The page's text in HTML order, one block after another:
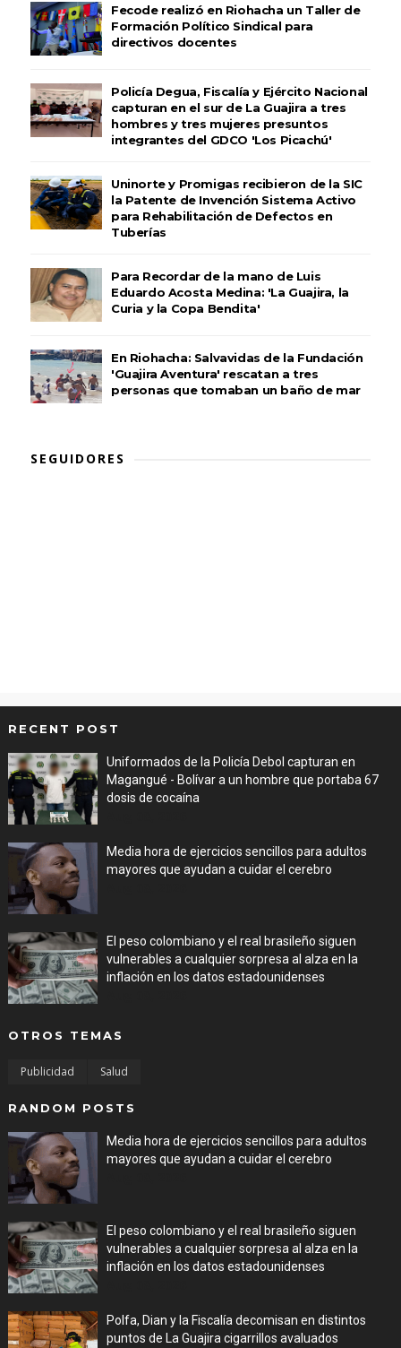
Fecode realizó en Riohacha un Taller de
Formación Político Sindical para
directivos docentes
Policía Degua, Fiscalía y Ejército Nacional
capturan en el sur de La Guajira a tres
hombres y tres mujeres presuntos
integrantes del GDCO 'Los Picachú'
Uninorte y Promigas recibieron de la SIC
la Patente de Invención Sistema Activo
para Rehabilitación de Defectos en
Tuberías
Para Recordar de la mano de Luis
Eduardo Acosta Medina: 'La Guajira, la
Curia y la Copa Bendita'
En Riohacha: Salvavidas de la Fundación
'Guajira Aventura' rescatan a tres
personas que tomaban un baño de mar
SEGUIDORES
RECENT POST
Uniformados de la Policía Debol capturan en
Magangué - Bolívar a un hombre que portaba 67
dosis de cocaína
Media hora de ejercicios sencillos para adultos
mayores que ayudan a cuidar el cerebro
El peso colombiano y el real brasileño siguen
vulnerables a cualquier sorpresa al alza en la
inflación en los datos estadounidenses
OTROS TEMAS
Publicidad Salud
RANDOM POSTS
Media hora de ejercicios sencillos para adultos
mayores que ayudan a cuidar el cerebro
El peso colombiano y el real brasileño siguen
vulnerables a cualquier sorpresa al alza en la
inflación en los datos estadounidenses
Polfa, Dian y la Fiscalía decomisan en distintos
puntos de La Guajira cigarrillos avaluados